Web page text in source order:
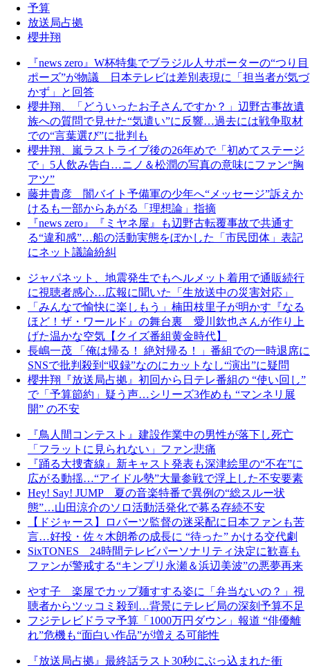
予算
放送局占拠
櫻井翔
『news zero』W杯特集でブラジル人サポーターの“つり目
ポーズ”が物議 日本テレビは差別表現に「担当者が気づ
かず」と回答
櫻井翔、「どういったお子さんですか？」辺野古事故遺
族への質問で見せた“気遣い”に反響…過去には戦争取材
での“言葉選び”に批判も
櫻井翔、嵐ラストライブ後の26年めで「初めてステージ
で」5人飲み告白…ニノ＆松潤の写真の意味にファン“胸
アツ”
藤井貴彦 闇バイト予備軍の少年へ“メッセージ”訴えか
けるも一部からあがる「理想論」指摘
『news zero』『ミヤネ屋』も辺野古転覆事故で共通す
る“違和感”…船の活動実態をぼかした「市民団体」表記
にネット議論紛糾
ジャパネット、地震発生でもヘルメット着用で通販続行
に視聴者感心…広報に聞いた「生放送中の災害対応」
「みんなで愉快に楽しもう」楠田枝里子が明かす『なる
ほど！ザ・ワールド』の舞台裏 愛川欽也さんが作り上
げた温かな空気【クイズ番組黄金時代】
長嶋一茂 「俺は帰る！ 絶対帰る！」番組での一時退席に
SNSで批判殺到“収録”なのにカットなし“演出”に疑問
櫻井翔『放送局占拠』初回から日テレ番組の “使い回し”
で「予算節約」疑う声…シリーズ3作めも “マンネリ展
開” の不安
『鳥人間コンテスト』建設作業中の男性が落下し死亡
「フラットに見られない」ファン悲痛
『踊る大捜査線』新キャスト発表も深津絵里の“不在”に
広がる動揺…“アイドル勢”大量参戦で浮上した不安要素
Hey! Say! JUMP 夏の音楽特番で異例の“総スルー状
態”…山田涼介のソロ活動活発化で募る存続不安
【ドジャース】ロバーツ監督の迷采配に日本ファンも苦
言…好投・佐々木朗希の成長に “待った” かける交代劇
SixTONES 24時間テレビパーソナリティ決定に歓喜も
ファンが警戒する“キンプリ永瀬＆浜辺美波”の悪夢再来
やす子 楽屋でカップ麺すする姿に「弁当ないの？」視
聴者からツッコミ殺到…背景にテレビ局の深刻予算不足
フジテレビドラマ予算「1000万円ダウン」報道 “俳優離
れ”危機も“面白い作品”が増える可能性
『放送局占拠』最終話ラスト30秒にぶっ込まれた衝